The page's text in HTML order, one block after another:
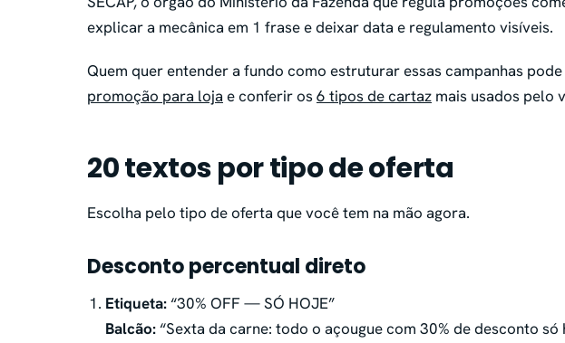
explicar a mecânica em 1 frase e deixar data e regulamento visíveis.
Quem quer entender a fundo como estruturar essas campanhas
promoção para loja e conferir os6 tipos de cartaz mais usados pelo
20 textos por tipo de oferta
Escolha pelo tipo de oferta que você tem na mão agora.
Desconto percentual direto
Etiqueta:“30% OFF — SÓ HOJE”
Balcão:“Sexta da carne: todo o açougue com 30% de desconto só